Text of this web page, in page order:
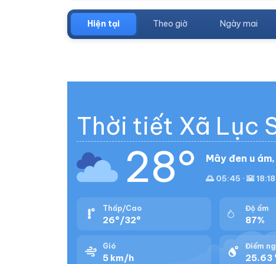
Hiện tại Theo giờ Ngày mai
Thời tiết Xã Lục
28° Mây đen u
🌅 05:45 · 🌇 18:18
Thấp/Cao
26°/32°
Độ ẩm
87%
Gió
5 km/h
Điểm
25.63